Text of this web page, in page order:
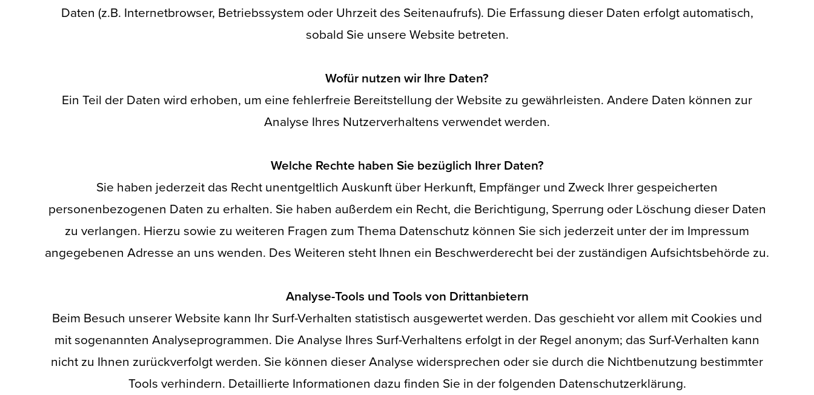
Daten (z.B. Internetbrowser, Betriebssystem oder Uhrzeit des Seitenaufrufs). Die Erfassung dieser Daten erfolgt automatisch,
sobald Sie unsere Website betreten.
Wofür nutzen wir Ihre Daten?
Ein Teil der Daten wird erhoben, um eine fehlerfreie Bereitstellung der Website zu gewährleisten. Andere Daten können zur
Analyse Ihres Nutzerverhaltens verwendet werden.
Welche Rechte haben Sie bezüglich Ihrer Daten?
Sie haben jederzeit das Recht unentgeltlich Auskunft über Herkunft, Empfänger und Zweck Ihrer gespeicherten
personenbezogenen Daten zu erhalten. Sie haben außerdem ein Recht, die Berichtigung, Sperrung oder Löschung dieser Daten
zu verlangen. Hierzu sowie zu weiteren Fragen zum Thema Datenschutz können Sie sich jederzeit unter der im Impressum
angegebenen Adresse an uns wenden. Des Weiteren steht Ihnen ein Beschwerderecht bei der zuständigen Aufsichtsbehörde zu.
Analyse-Tools und Tools von Drittanbietern
Beim Besuch unserer Website kann Ihr Surf-Verhalten statistisch ausgewertet werden. Das geschieht vor allem mit Cookies und
mit sogenannten Analyseprogrammen. Die Analyse Ihres Surf-Verhaltens erfolgt in der Regel anonym; das Surf-Verhalten kann
nicht zu Ihnen zurückverfolgt werden. Sie können dieser Analyse widersprechen oder sie durch die Nichtbenutzung bestimmter
Tools verhindern. Detaillierte Informationen dazu finden Sie in der folgenden Datenschutzerklärung.